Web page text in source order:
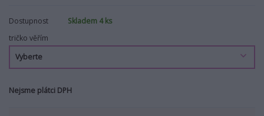
Dostupnost
Skladem 4 ks
tričko věřím
Nejsme plátci DPH